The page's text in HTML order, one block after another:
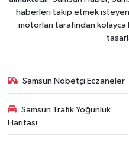
haberleri takip etmek
motorları tarafından
Samsun Nöbetçi Eczaneler
Samsun Trafik Yoğunluk
Haritası